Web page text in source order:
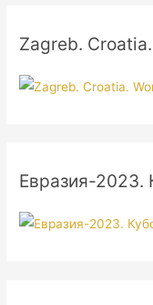
Zagreb.
Евразия-2023.